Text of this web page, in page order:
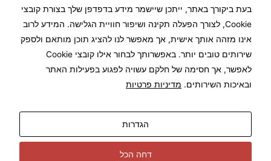
קולקציית THEO
קולקציית ANN& VALENTIN
עדשות מולטיפוקל
משקפי שמש
משקפי שמש מולטיפוקליים
משקפיים מולטיפוקליים
אופטיקה פנורמה
בעת ביקורך באתר, ייתכן שיישמר מידע בדפדפן שלך בצורת קובצי
Cookie, לצורך הפעלה תקינה ושיפור חוויית הגלישה. המידע לרוב
אינו מזהה אותך אישית, אך מאפשר לנו להציג תוכן מותאם ולספק
שירותים טובים יותר. באפשרותך לבחור אילו קובצי Cookie
לאפשר, אך חסימה של חלקם עשויה לפגוע בפעילות האתר
ובאיכות השירותים. מדיניות פרטיות
הגדרות
דחה הכל
בצורה
מיטבית
במהלך
ביקורך. אם
תסרב/י
לקובצי
אלו, חלק
להיעלם.